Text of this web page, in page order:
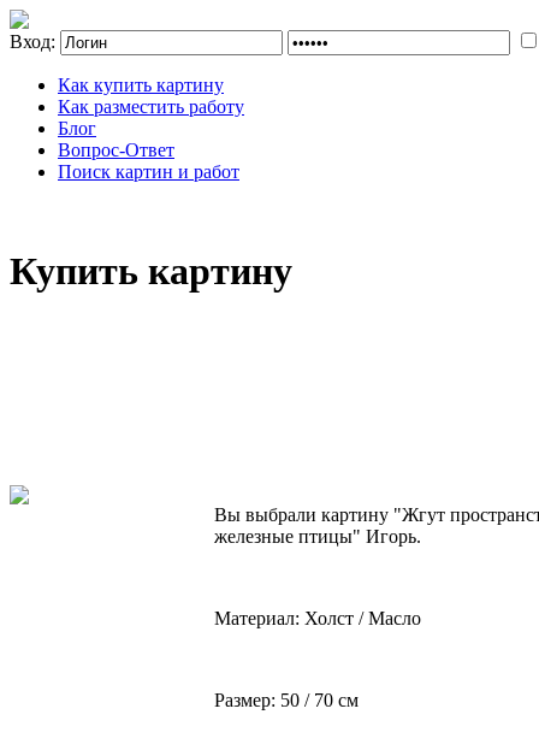
Вход:
Как купить картину
Как разместить работу
Блог
Вопрос-Ответ
Поиск картин и работ
Купить картину
Вы выбрали картину "Жгут
железные птицы" Игорь.
Материал: Холст / Масло
Размер: 50 / 70 см